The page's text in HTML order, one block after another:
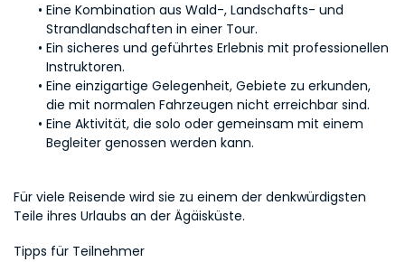
Eine Kombination aus Wald-, Landschafts- und
Strandlandschaften in einer Tour.
Ein sicheres und geführtes Erlebnis mit professionellen
Instruktoren.
Eine einzigartige Gelegenheit, Gebiete zu erkunden,
die mit normalen Fahrzeugen nicht erreichbar sind.
Eine Aktivität, die solo oder gemeinsam mit einem
Begleiter genossen werden kann.
Für viele Reisende wird sie zu einem der denkwürdigsten
Teile ihres Urlaubs an der Ägäisküste.
Tipps für Teilnehmer